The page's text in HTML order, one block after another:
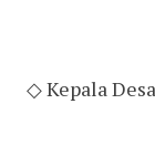
◇ Kepala